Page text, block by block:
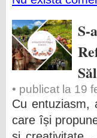
S-
• publicat la 19
Cu entuziasm,
care își